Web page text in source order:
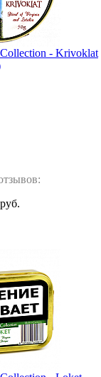
- Krivoklat